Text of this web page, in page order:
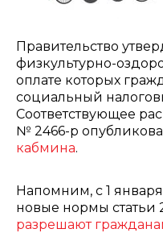
Правительство
физкультурно-
оплате которых
социальный
Соответствующее
№ 2466-р
кабмина.
Напомним, с 1
новые нормы статьи
разрешают